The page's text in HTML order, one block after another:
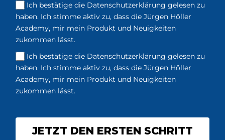
Ich bestätige die Datenschutzerklärung gelesen zu
haben. Ich stimme aktiv zu, dass die Jürgen Höller
Academy, mir mein Produkt und Neuigkeiten
zukommen lässt.
Ich bestätige die Datenschutzerklärung gelesen zu
haben. Ich stimme aktiv zu, dass die Jürgen Höller
Academy, mir mein Produkt und Neuigkeiten
zukommen lässt.
JETZT DEN ERSTEN SCHRITT